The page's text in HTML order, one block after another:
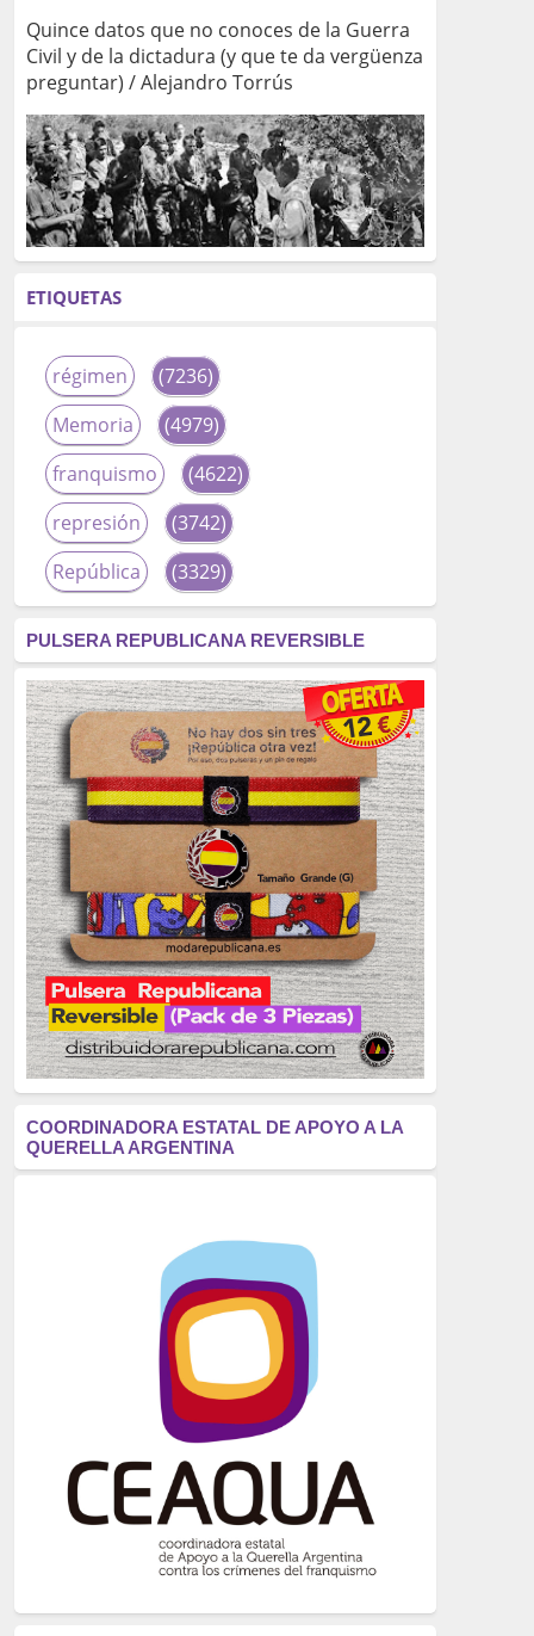
Quince datos que no conoces de la Guerra
Civil y de la dictadura (y que te da vergüenza
preguntar) / Alejandro Torrús
ETIQUETAS
régimen
(7236)
Memoria
(4979)
franquismo
(4622)
represión
(3742)
República
(3329)
fascismo
(2677)
tardofranquismo
(2320)
Actualidad
(2319)
monarquía
(2253)
borbones
(2176)
Cultura
(2163)
Guerra
(1674)
genocidio
(1234)
mujer
(1070)
Eventos
(914)
Crímenes del franquismo
(721)
(699)
(607)
neofranquismo
(567)
Justicia Universal
Derechos Humanos
(522)
Nacionalcatolicismo
(514)
PULSERA REPUBLICANA REVERSIBLE
COORDINADORA ESTATAL DE APOYO A LA
QUERELLA ARGENTINA